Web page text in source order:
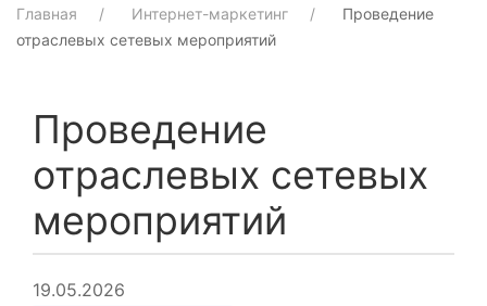
Главная Интернет-маркетинг
Проведение
отраслевых сетевых мероприятий
Проведение
отраслевых сетевых
мероприятий
19.05.2026